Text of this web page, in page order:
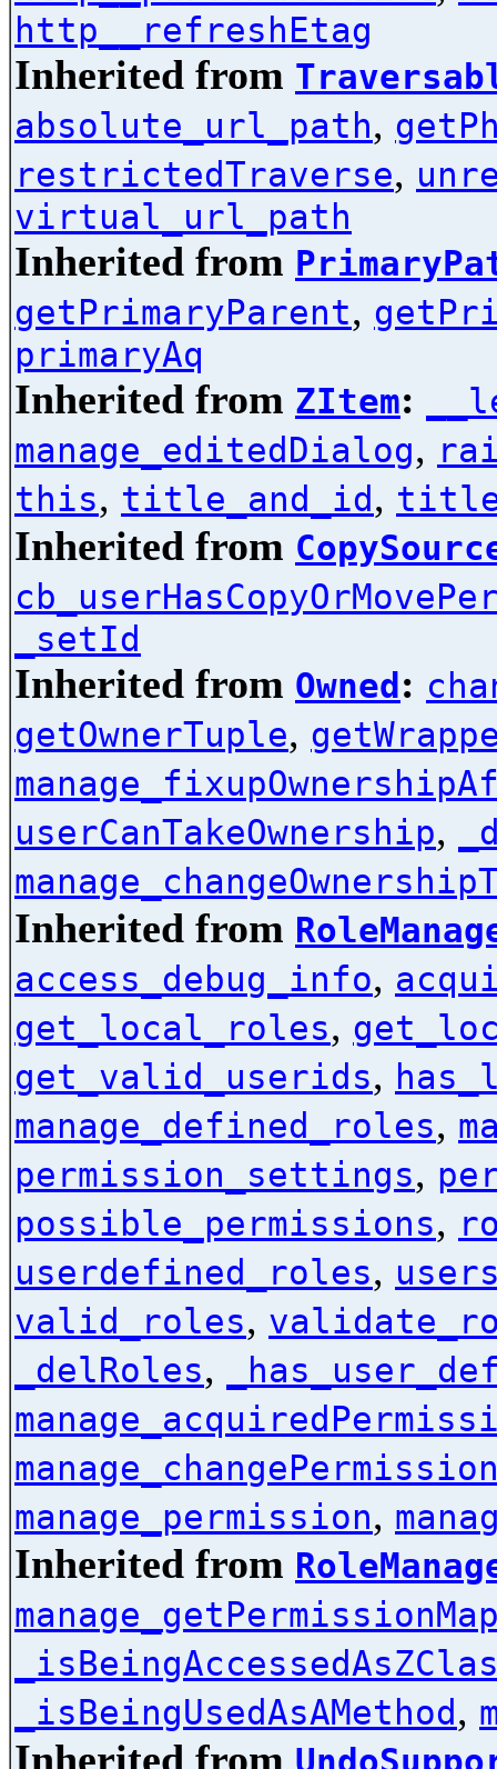
http__refreshEtag
Inherited from
absolute_url_path,
restrictedTraverse,
virtual_url_path
Inherited from
getPrimaryParent,
primaryAq
Inherited from ZItem:
manage_editedDialog,
this, title_and_id ,
Inherited from
_setId
Inherited from Owned :
getOwnerTuple,
userCanTakeOwnership,
Inherited from
access_debug_info,
get_local_roles,
get_valid_userids,
manage_defined_roles,
permission_settings,
possible_permissions,
userdefined_roles,
valid_roles,
_delRoles,
manage_permission,
Inherited from
_isBeingUsedAsAMethod ,
Inherited from